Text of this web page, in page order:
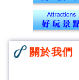
關於我們